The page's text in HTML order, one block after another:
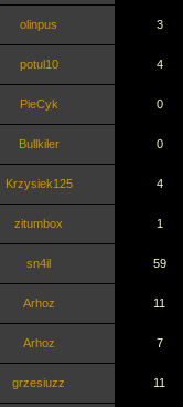
olinpus 3
potul10 4
PieCyk 0
Bullkiler 0
Krzysiek125 4
zitumbox 1
sn4il 59
Arhoz 11
Arhoz 7
grzesiuzz 11